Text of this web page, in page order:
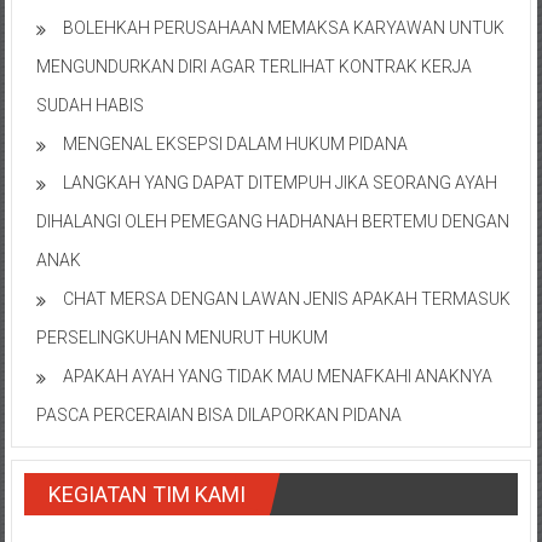
BOLEHKAH PERUSAHAAN MEMAKSA KARYAWAN UNTUK
MENGUNDURKAN DIRI AGAR TERLIHAT KONTRAK KERJA
SUDAH HABIS
MENGENAL EKSEPSI DALAM HUKUM PIDANA
LANGKAH YANG DAPAT DITEMPUH JIKA SEORANG AYAH
DIHALANGI OLEH PEMEGANG HADHANAH BERTEMU DENGAN
ANAK
CHAT MERSA DENGAN LAWAN JENIS APAKAH TERMASUK
PERSELINGKUHAN MENURUT HUKUM
APAKAH AYAH YANG TIDAK MAU MENAFKAHI ANAKNYA
PASCA PERCERAIAN BISA DILAPORKAN PIDANA
KEGIATAN TIM KAMI